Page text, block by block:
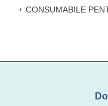
CONSUMABILE